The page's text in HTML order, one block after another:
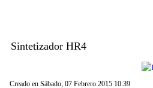
Sintetizador HR4
Creado en Sábado, 07 Febrero 2015 10:39